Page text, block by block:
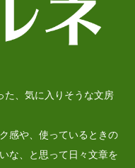
た、気に入りそうな文房
感や、使っているときの
な、と思って日々文章を